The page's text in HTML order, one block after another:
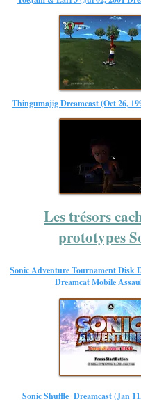
Thingumajig Dreamcast (Oct 26,
Les trésors
prototypes
Sonic Adventure Tournament Disk
Dreamcat Mobile
Sonic Shuffle Dreamcast (Jan